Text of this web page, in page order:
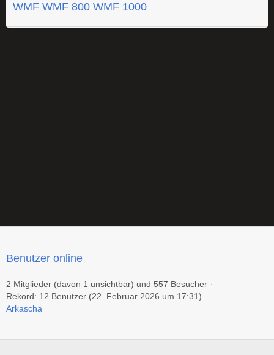
WMF WMF 800 WMF 1000
Benutzer online
2 Mitglieder (davon 1 unsichtbar) und 557 Besucher
Rekord: 12 Benutzer (22. Februar 2026 um 17:31)
Arkascha